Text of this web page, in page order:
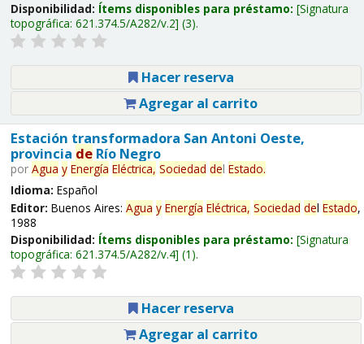
Disponibilidad: Ítems disponibles para préstamo: Signatura
topográfica: 621.374.5/A282/v.2 (3).
Hacer reserva
Agregar al carrito
Estación transformadora San Antoni Oeste,
provincia deRío Negro
por Agua y Energía Eléctrica, Sociedad del Estado.
Idioma: Español
Editor: Buenos Aires: Agua y Energía Eléctrica, Sociedad del Estado,
1988
Disponibilidad: Ítems disponibles para préstamo: Signatura
topográfica: 621.374.5/A282/v.4 (1).
Hacer reserva
Agregar al carrito